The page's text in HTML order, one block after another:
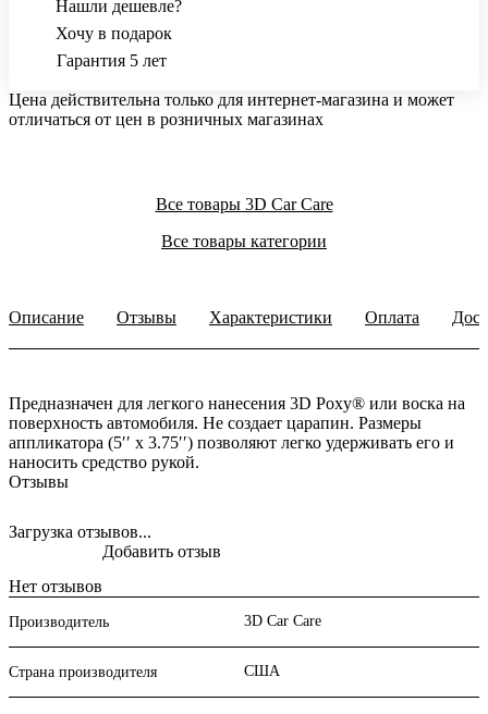
Нашли дешевле?
Хочу в подарок
Гарантия 5 лет
Цена действительна только для интернет-магазина и может
отличаться от цен в розничных магазинах
Все товары 3D Car Care
Все товары категории
Описание Отзывы Характеристики Оплата
Предназначен для легкого нанесения 3D Poxy® или воска на
поверхность автомобиля. Не создает царапин. Размеры
аппликатора (5′′ x 3.75′′) позволяют легко удерживать его и
наносить средство рукой.
Отзывы
Загрузка отзывов...
Нет отзывов
Добавить отзыв
Производитель 3D Car Care
Страна производителя США